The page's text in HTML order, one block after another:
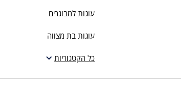
עוגות למבוגרים
עוגות בת מצווה
עוגות חתונה
עוגות מתנה
כל הקטגוריות